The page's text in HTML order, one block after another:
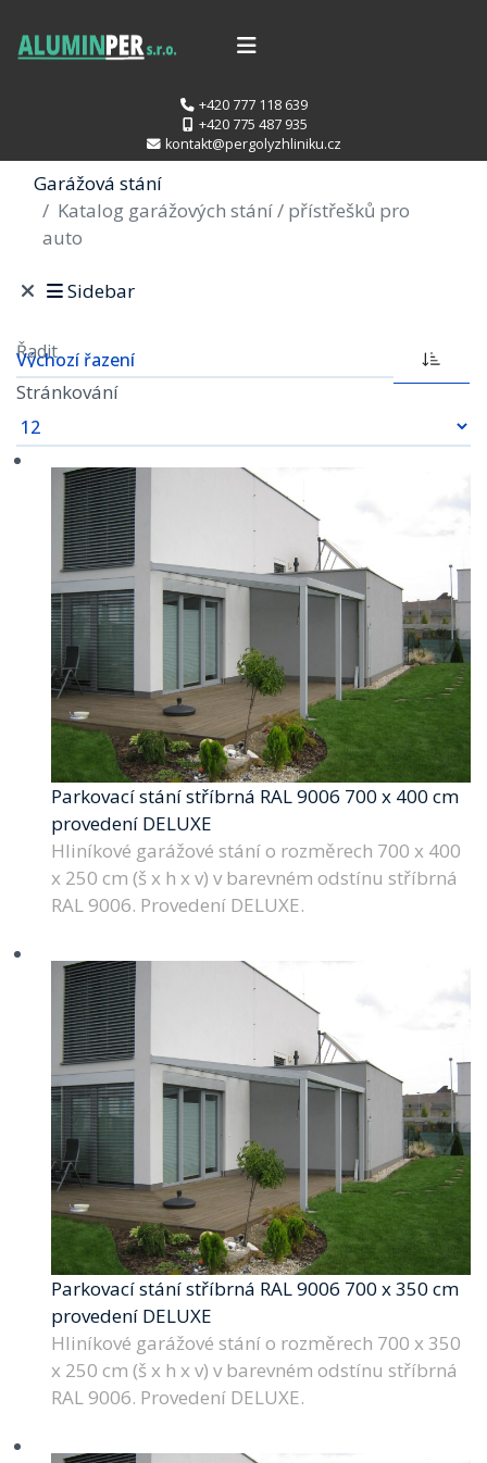
+420 777 118 639
+420 775 487 935
kontakt@pergolyzhliniku.cz
Garážová stání
Katalog garážových stání / přístřešků pro
auto
Sidebar
Řadit
Stránkování
Parkovací stání stříbrná RAL 9006 700 x 400 cm
provedení DELUXE
Hliníkové garážové stání o rozměrech 700 x 400
x 250 cm (š x h x v) v barevném odstínu stříbrná
RAL 9006. Provedení DELUXE.
Parkovací stání stříbrná RAL 9006 700 x 350 cm
provedení DELUXE
Hliníkové garážové stání o rozměrech 700 x 350
x 250 cm (š x h x v) v barevném odstínu stříbrná
RAL 9006. Provedení DELUXE.